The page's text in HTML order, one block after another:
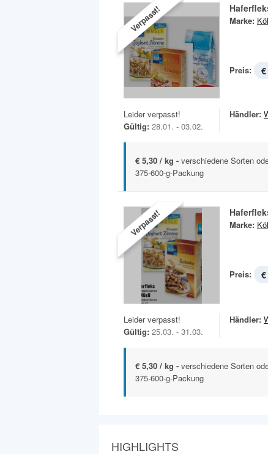
Verpasst! Marke:
Preis:
Leider verpasst!
Gültig: 28.01. - 03.02.
Händler:
€ 5,30 / kg - verschiedene Sorten
375-600-g-Packung
Verpasst! Marke:
Preis:
Leider verpasst!
Gültig: 25.03. - 31.03.
Händler:
€ 5,30 / kg - verschiedene Sorten
375-600-g-Packung
HIGHLIGHTS